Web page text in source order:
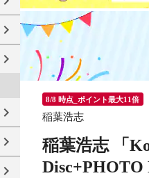
8/8 時点_ポイント最大11倍
稲葉浩志
稲葉浩志 「